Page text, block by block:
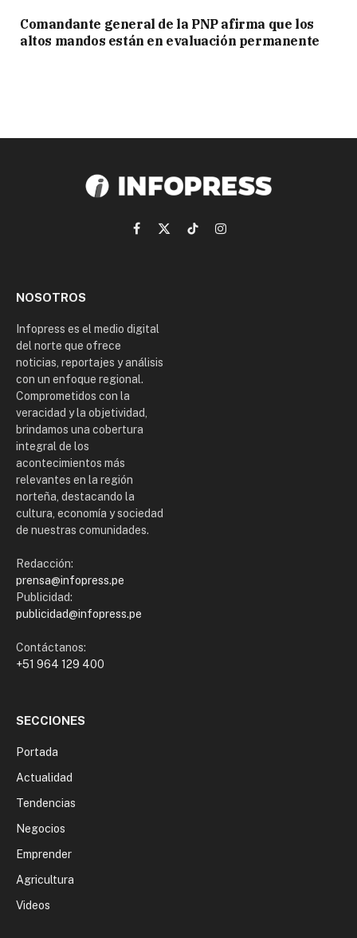
Comandante general de la PNP afirma que los
altos mandos están en evaluación permanente
Facebook
X
TikTokInstagram
NOSOTROS
Infopress es el medio digital
del norte que ofrece
noticias, reportajes y análisis
con un enfoque regional.
Comprometidos con la
veracidad y la objetividad,
brindamos una cobertura
integral de los
acontecimientos más
relevantes en la región
norteña, destacando la
cultura, economía y sociedad
de nuestras comunidades.
Redacción:
prensa@infopress.pe
Publicidad:
publicidad@infopress.pe
Contáctanos:
+51 964 129 400
SECCIONES
Portada
Actualidad
Tendencias
Negocios
Emprender
Agricultura
Videos